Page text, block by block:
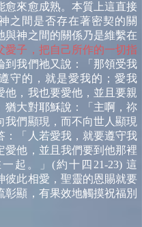
愈來愈成熟。本質上這直接
之間是否存在著密契的關
與神之間的關係乃是維繫在
愛子，把自己所作的一切指
到我們祂又說：「那領受我
守的，就是愛我的；愛我
他，我也要愛他，並且要親
猶大對耶穌說：「主啊，祢
我們顯現，而不向世人顯現
：「人若愛我，就要遵守我
愛他，並且我們要到他那裡
起。」(約十四21-23) 這
彼此相愛，聖靈的恩賜就要
彰顯，有果效地觸摸祝福別